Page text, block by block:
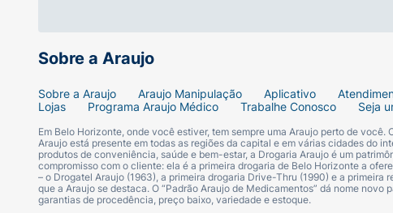
Sobre a Araujo
Sobre a Araujo Araujo Manipulação Aplicativo
Lojas
Programa Araujo Médico Trabalhe Conosco Seja
Em Belo Horizonte, onde você estiver, tem sempre uma Araujo perto de
Araujo está presente em todas as regiões da capital e em várias cidades do
produtos de conveniência, saúde e bem-estar, a Drogaria Araujo é um
compromisso com o cliente: ela é a primeira drogaria de Belo Horizonte a
– o Drogatel Araujo (1963), a primeira drogaria Drive-Thru (1990) e a
que a Araujo se destaca. O “Padrão Araujo de Medicamentos” dá nome
garantias de procedência, preço baixo, variedade e estoque.